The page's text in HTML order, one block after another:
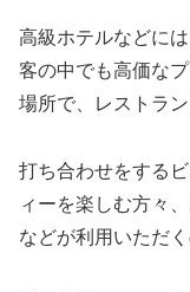
高級ホテルなどに
客の中でも高価な
場所で、レストラ
打ち合わせをする
ィーを楽しむ方々
などが利用いただ